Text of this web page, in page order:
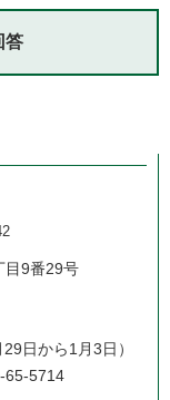
答
目9番29号
日から1月3日）
65-5714